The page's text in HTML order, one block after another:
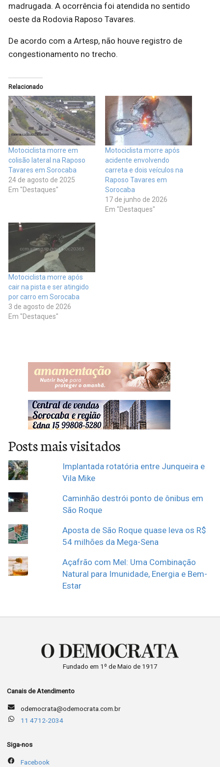
madrugada. A ocorrência foi atendida no sentido
oeste da Rodovia Raposo Tavares.
De acordo com a Artesp, não houve registro de
congestionamento no trecho.
Relacionado
Motociclista morre em
colisão lateral na Raposo
Tavares em Sorocaba
24 de agosto de 2025
Em "Destaques"
Motociclista morre após
acidente envolvendo
carreta e dois veículos na
Raposo Tavares em
Sorocaba
17 de junho de 2026
Em "Destaques"
Motociclista morre após
cair na pista e ser atingido
por carro em Sorocaba
3 de agosto de 2026
Em "Destaques"
Posts mais visitados
Implantada rotatória entre Junqueira e
Vila Mike
Caminhão destrói ponto de ônibus em
São Roque
Aposta de São Roque quase leva os R$
54 milhões da Mega-Sena
Açafrão com Mel: Uma Combinação
Natural para Imunidade, Energia e Bem-
Estar
Fundado em 1º de Maio de 1917
Canais de Atendimento
odemocrata@odemocrata.com.br
11 4712-2034
Siga-nos
Facebook